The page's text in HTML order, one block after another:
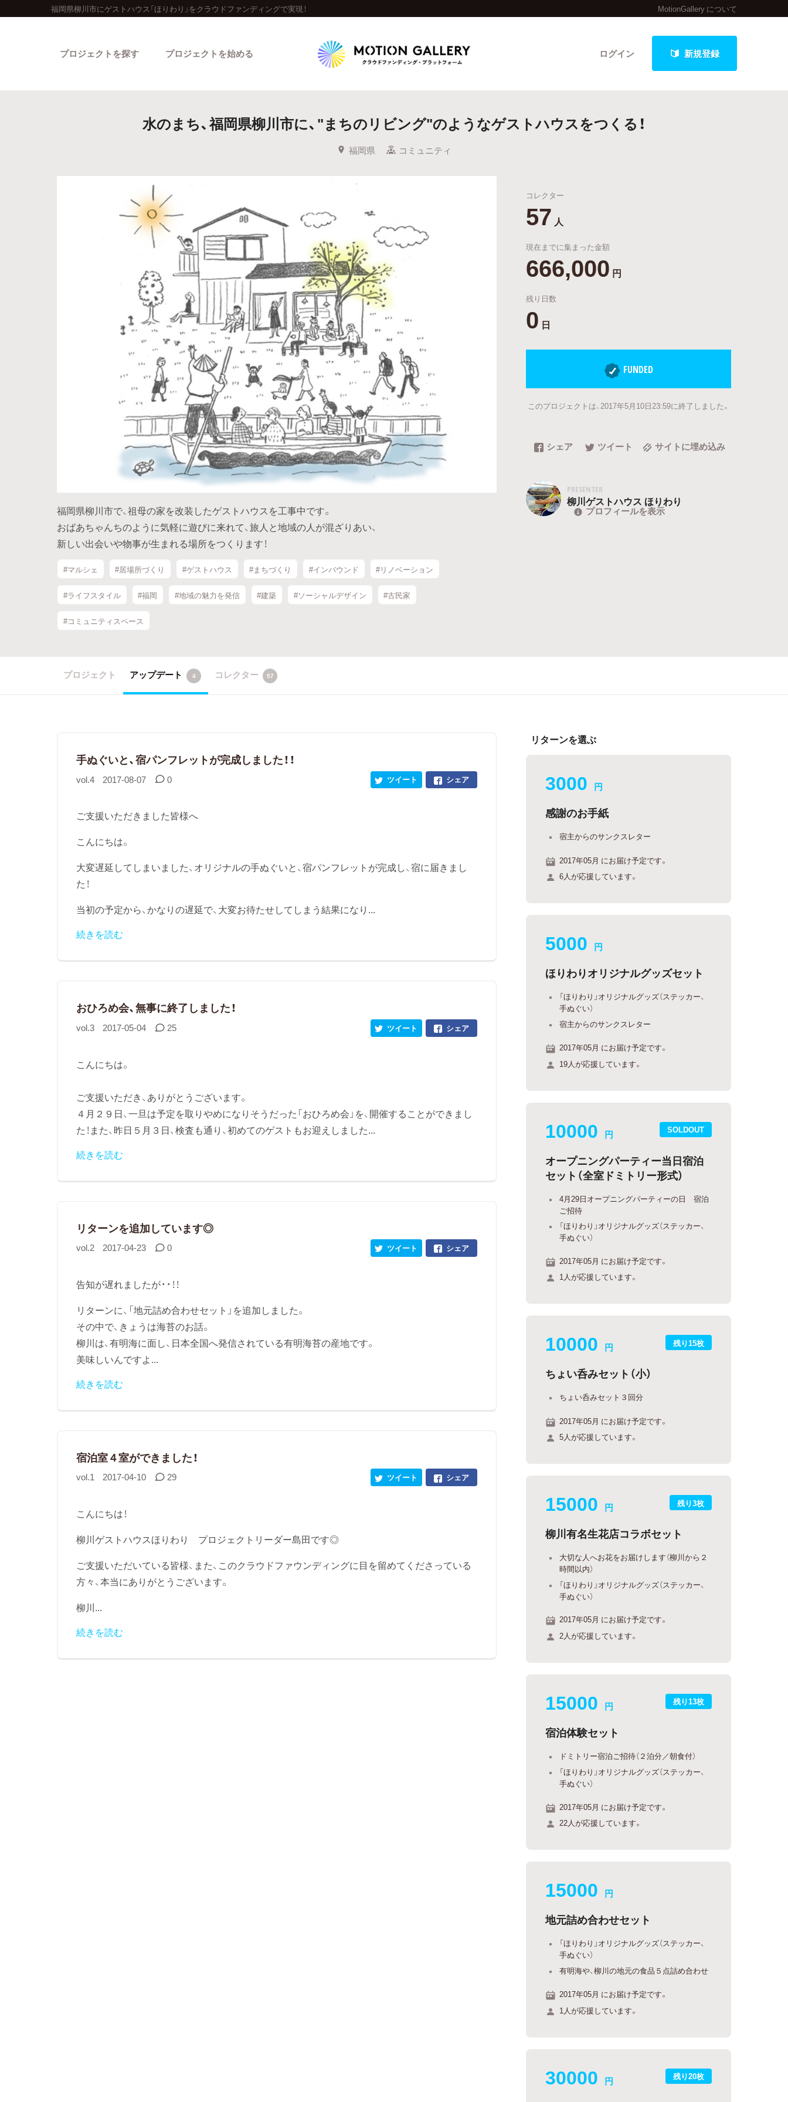
福岡県柳川市にゲストハウス「ほりわり」をクラウドファンディングで実現！ MotionGallery について
ログイン 新規登録
プロジェクトを探す
人気のプロジェクト 新着プロジェクト 終了間近のプロジェクト
最新進捗報告から探す
Legendary
最新達成プロジェクト
プロジェクトを始める
水のまち、福岡県柳川市に、"まちのリビング"のようなゲストハウスをつくる！
福岡県 コミュニティ
福岡県柳川市で、祖母の家を改装したゲストハウスを工事中です。
おばあちゃんちのように気軽に遊びに来れて、旅人と地域の人が混ざりあい、
新しい出会いや物事が生まれる場所をつくります！
#マルシェ #居場所づくり #ゲストハウス #まちづくり #インバウンド #リノベーション
#ライフスタイル #福岡 #地域の魅力を発信 #建築 #ソーシャルデザイン #古民家
#コミュニティスペース
コレクター
57 人
現在までに集まった金額
666,000 円
残り日数
0 日
FUNDED
このプロジェクトは、2017年5月10日23:59に終了しました。
シェア ツイート サイトに埋め込み
PRESENTER
柳川ゲストハウス ほりわり
プロフィールを表示
プロジェクト アップデート 4 コレクター 57
手ぬぐいと、宿パンフレットが完成しました！！
vol.4 2017-08-07 0 シェア
ツイート
ご支援いただきました皆様へ
こんにちは。
大変遅延してしまいました、オリジナルの手ぬぐいと、宿パンフレットが完成し、宿に届きまし
た！
当初の予定から、かなりの遅延で、大変お待たせしてしまう結果になり...
続きを読む
おひろめ会、無事に終了しました！
vol.3 2017-05-04 25 シェア
ツイート
こんにちは。
ご支援いただき、ありがとうございます。
４月２９日、一旦は予定を取りやめになりそうだった「おひろめ会」を、開催することができまし
た！また、昨日５月３日、検査も通り、初めてのゲストもお迎えしました...
続きを読む
リターンを追加しています◎
vol.2 2017-04-23 0 シェア
ツイート
告知が遅れましたが・・！！
リターンに、「地元詰め合わせセット」を追加しました。
その中で、きょうは海苔のお話。
柳川は、有明海に面し、日本全国へ発信されている有明海苔の産地です。
美味しいんですよ...
続きを読む
宿泊室４室ができました！
vol.1 2017-04-10 29 シェア
ツイート
こんにちは！
柳川ゲストハウスほりわり プロジェクトリーダー島田です◎
ご支援いただいている皆様、また、このクラウドファウンディングに目を留めてくださっている
方々、本当にありがとうございます。
柳川...
続きを読む
リターンを選ぶ
3000 円
感謝のお手紙
宿主からのサンクスレター
2017年05月 にお届け予定です。
6人が応援しています。
5000 円
ほりわりオリジナルグッズセット
「ほりわり」オリジナルグッズ（ステッカー、
手ぬぐい）
宿主からのサンクスレター
2017年05月 にお届け予定です。
19人が応援しています。
SOLDOUT
10000 円
オープニングパーティー当日宿泊
セット（全室ドミトリー形式）
4月29日オープニングパーティーの日 宿泊
ご招待
「ほりわり」オリジナルグッズ（ステッカー、
手ぬぐい）
2017年05月 にお届け予定です。
1人が応援しています。
残り15枚
10000 円
ちょい呑みセット（小）
ちょい呑みセット３回分
2017年05月 にお届け予定です。
5人が応援しています。
残り3枚
15000 円
柳川有名生花店コラボセット
大切な人へお花をお届けします（柳川から２
時間以内）
「ほりわり」オリジナルグッズ（ステッカー、
手ぬぐい）
2017年05月 にお届け予定です。
2人が応援しています。
残り13枚
15000 円
宿泊体験セット
ドミトリー宿泊ご招待（２泊分／朝食付）
「ほりわり」オリジナルグッズ（ステッカー、
手ぬぐい）
2017年05月 にお届け予定です。
22人が応援しています。
15000 円
地元詰め合わせセット
「ほりわり」オリジナルグッズ（ステッカー、
手ぬぐい）
有明海や、柳川の地元の食品５点詰め合わせ
2017年05月 にお届け予定です。
1人が応援しています。
残り20枚
30000 円